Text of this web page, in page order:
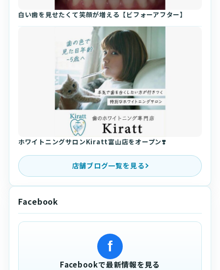
白い歯を見せたくて笑顔が増える【ビフォーアフター】
ホワイトニングサロンKiratt富山店をオープン❣️
店舗ブログ一覧を見る
Facebook
f
Facebookで最新情報を見る